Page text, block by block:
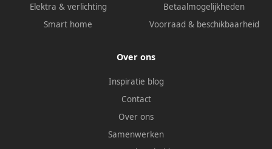
Elektra & verlichting
Smart home
Betaalmogelijkheden
Voorraad & beschikbaarheid
Over ons
Inspiratie blog
Contact
Over ons
Samenwerken